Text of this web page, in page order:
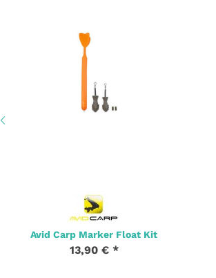
Avid Carp Marker Float Kit
13,90 € *